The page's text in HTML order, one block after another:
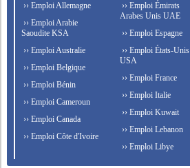
›› Emploi Allemagne
›› Emploi Arabie
Saoudite KSA
›› Emploi Australie
›› Emploi Belgique
›› Emploi Bénin
›› Emploi Cameroun
›› Emploi Canada
›› Emploi Côte d'Ivoire
›› Emploi Émirats
Arabes Unis UAE
›› Emploi Espagne
›› Emploi États-Unis
USA
›› Emploi France
›› Emploi Italie
›› Emploi Kuwait
›› Emploi Lebanon
›› Emploi Libye